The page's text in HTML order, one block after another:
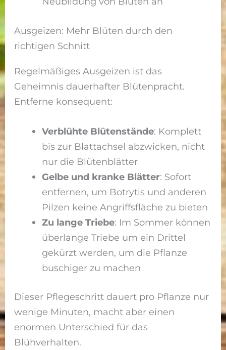
Ausgeizen: Mehr Blüten durch den
richtigen Schnitt
Regelmäßiges Ausgeizen ist das
Geheimnis dauerhafter Blütenpracht.
Entferne konsequent:
Verblühte Blütenstände: Komplett
bis zur Blattachsel abzwicken, nicht
nur die Blütenblätter
Gelbe und kranke Blätter: Sofort
entfernen, um Botrytis und anderen
Pilzen keine Angriffsfläche zu bieten
Zu lange Triebe: Im Sommer können
überlange Triebe um ein Drittel
gekürzt werden, um die Pflanze
buschiger zu machen
Dieser Pflegeschritt dauert pro Pflanze nur
wenige Minuten, macht aber einen
enormen Unterschied für das
Blühverhalten.